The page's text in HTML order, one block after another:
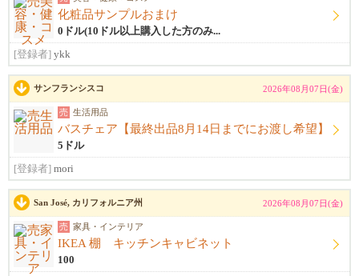
化粧品サンプルおまけ
0ドル(10ドル以上購入した方のみ...
[登録者] ykk
サンフランシスコ 2026年08月07日(金)
売 生活用品
バスチェア【最終出品8月14日までにお渡し希望】
5ドル
[登録者] mori
San José, カリフォルニア州 2026年08月07日(金)
売 家具・インテリア
IKEA 棚 キッチンキャビネット
100